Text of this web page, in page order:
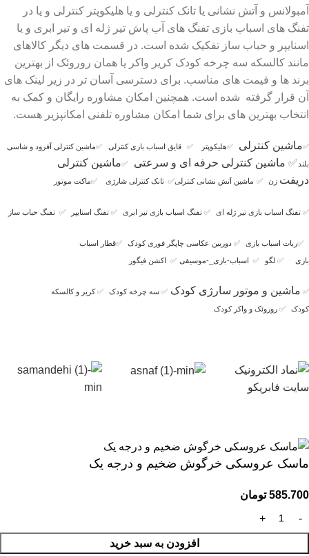
آمبولانس و آتش نشانی یا تانک کنترلی و یا هلیکوپتر کنترلی و یا در
تفنگ های اسباب بازی تفنگ های آب پاش تیر ژله ای و تیر ابری و یا
اسنایپر و حباب ساز تفکیک شده است. در قسمت های دیگر کالاهای
مانند کالسکه سه چرخه کودک کریر واکر یا همان روروئک از بهترین
برند ها و قیمت های مناسب. برای دسترسی آسان تر در زیر لینک های
آن قرار گرفته شده است. همچنین امکان مشاوره رایگان و کمک به
انتخاب بهترین های برای شما امکان مشاوره تلفنی امکانپزیر هست.
✅ماشین کنترلی ✅هلیکوپتر ✅ قایق اسباب بازی کنترلی ✅ماشین کنترلی آفرود و شاسی
بلند ✅ ماشین کنترلی حرفه ای و سرعتی ✅ماشین کنترلی
دریفت زن ✅ ماشین آتش نشانی کنترلی✅ تانک کنترلی شارژی ✅ماکت موتور
✅ تفنگ اسباب بازی تیر ژله ای ✅ تفنگ اسباب بازی تیر ابری ✅ تفنگ اسنایپر ✅ تفنگ حباب ساز
✅ربات اسباب بازی ✅ دوربین عکاسی چاپگر فوری کودک ✅قطار اسباب
بازی ✅ لگو ✅ اسباب-بازی_-موسیقی ✅ اکشن فیگور
✅ ماشین و موتور سارژی کودک ✅ سه چرخه کودک ✅کریر و کالسکه
کودک ✅ روروئک و واکر کودک
ماسک عروسکی خرگوش ضخیم و درجه یک
585.700 تومان
افزودن به سبد خرید